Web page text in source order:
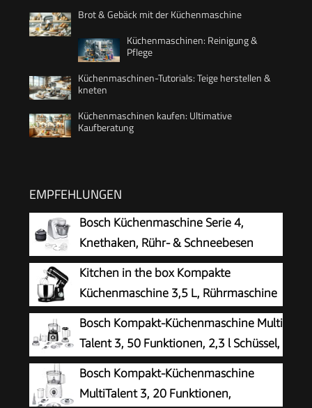
Brot & Gebäck mit der Küchenmaschine
Küchenmaschinen: Reinigung &
Pflege
Küchenmaschinen-Tutorials: Teige herstellen &
kneten
Küchenmaschinen kaufen: Ultimative
Kaufberatung
EMPFEHLUNGEN
Bosch Küchenmaschine Serie 4,
Knethaken, Rühr- & Schneebesen
Edelstahl, Edelstahlschüssel
spülmaschinenfest, 3D Rührsystem, weiß/silber,
MUM58200
Kitchen in the box Kompakte
Küchenmaschine 3,5 L, Rührmaschine
& Knetmaschine mit 10
Geschwindigkeiten, Leichte Teigmaschine mit
Knethaken, Rührhaken & Schneebesen, ideal für
kleine Küchen,Schwarz
Bosch Kompakt-Küchenmaschine Multi
Talent 3, 50 Funktionen, 2,3 l Schüssel,
Mixer, spülmaschinengeeignet,
Universalzerkleinerer, kleine Küchenmaschine,
800 Watt, schwarz/Edelstahl, MCM3501M
Bosch Kompakt-Küchenmaschine
MultiTalent 3, 20 Funktionen,